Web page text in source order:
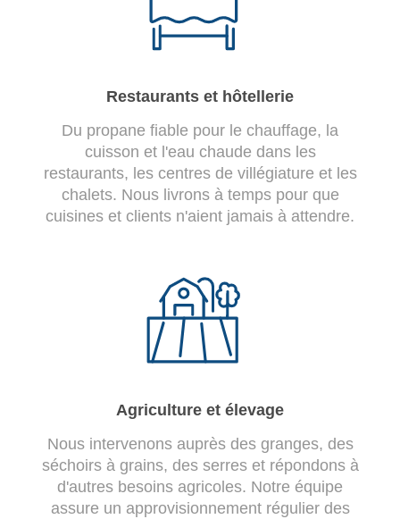
Restaurants et hôtellerie
Du propane fiable pour le chauffage, la
cuisson et l'eau chaude dans les
restaurants, les centres de villégiature et les
chalets. Nous livrons à temps pour que
cuisines et clients n'aient jamais à attendre.
Agriculture et élevage
Nous intervenons auprès des granges, des
séchoirs à grains, des serres et répondons à
d'autres besoins agricoles. Notre équipe
assure un approvisionnement régulier des